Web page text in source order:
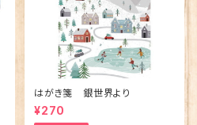
はがき箋 銀世界より
¥270